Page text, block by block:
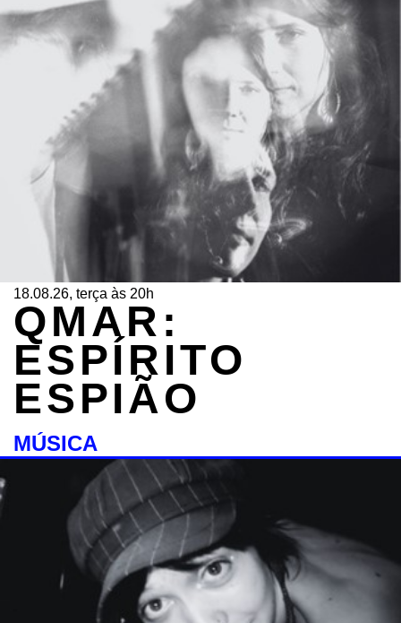
18.08.26, terça às 20h
QMAR:
ESPÍRITO
ESPIÃO
MÚSICA